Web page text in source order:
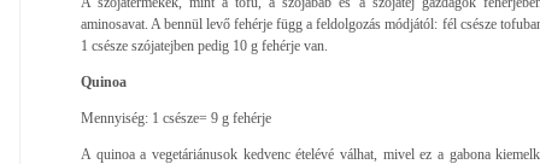
aminosavat. A bennül levő fehérje függ a feldolgozás módjától: fél csésze
1 csésze szójatejben pedig 10 g fehérje van.
Quinoa
Mennyiség: 1 csésze= 9 g fehérje
A quinoa a vegetáriánusok kedvenc ételévé válhat, mivel ez a gabona